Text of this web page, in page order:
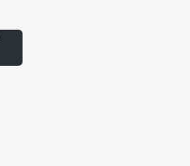
барабана,
и повышенный